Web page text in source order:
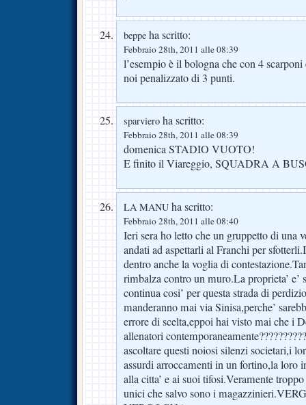
beppe ha scritto:
Febbraio 28th, 2011 alle 08:39
l’esempio è il bologna che con 4
noi penalizzato di 3 punti.
sparviero ha scritto:
Febbraio 28th, 2011 alle 08:39
domenica STADIO VUOTO!
E finito il Viareggio, SQUADRA A
LA MANU ha scritto:
Febbraio 28th, 2011 alle 08:40
Ieri sera ho letto che un gruppetto di una
andati ad aspettarli al Franchi per
dentro anche la voglia di
rimbalza contro un muro.La proprieta’ e’
continua cosi’ per questa strada di
manderanno mai via Sinisa,perche’
errore di scelta,eppoi hai visto mai che i
allenatori
ascoltare questi noiosi silenzi societari,i
assurdi arroccamenti in un fortino,la loro
alla citta’ e ai suoi tifosi.Veramente
unici che salvo sono i